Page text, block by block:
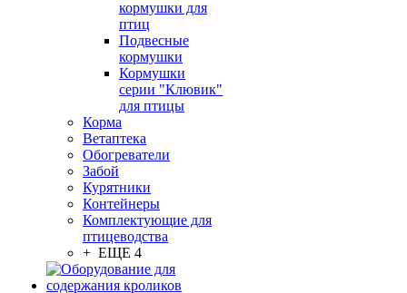
кормушки для
птиц
Подвесные
кормушки
Кормушки
серии "Клювик"
для птицы
Корма
Ветаптека
Обогреватели
Забой
Курятники
Контейнеры
Комплектующие для
птицеводства
+ ЕЩЕ 4